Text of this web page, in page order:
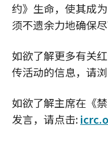
约》生命，使其成
须不遗余力地确保
如欲了解更多有关
传活动的信息，请
如欲了解主席在《
发言，请点击: